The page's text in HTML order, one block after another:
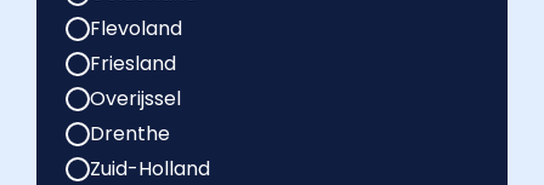
Flevoland
Friesland
Overijssel
Drenthe
Zuid-Holland